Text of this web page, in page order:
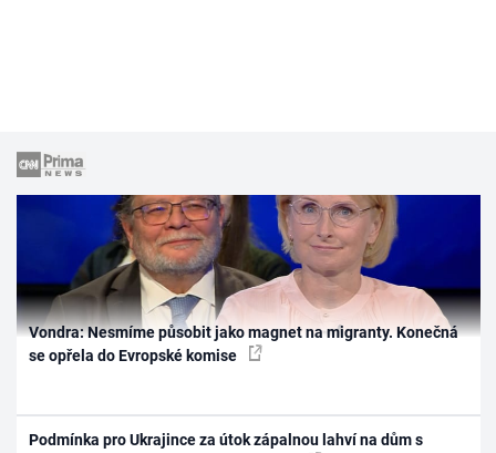
Vondra: Nesmíme působit jako magnet na migranty. Konečná
se opřela do Evropské komise
Podmínka pro Ukrajince za útok zápalnou lahví na dům s